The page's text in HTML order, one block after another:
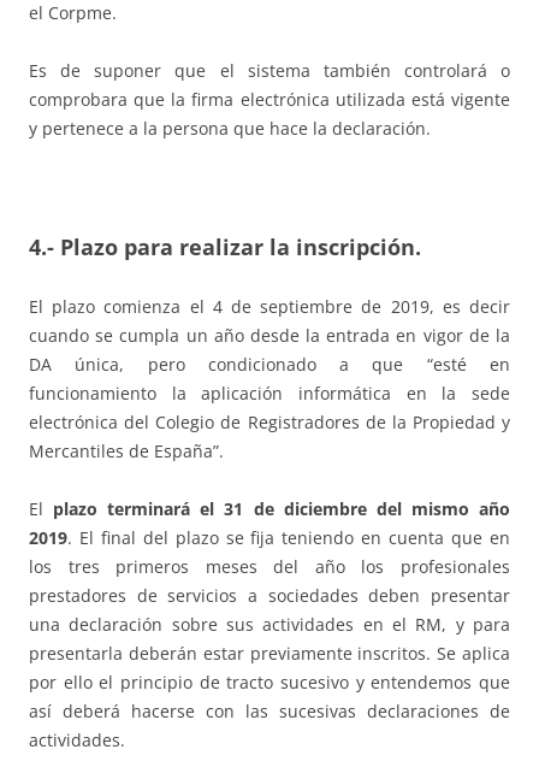
el Corpme.
Es de suponer que el sistema también controlará o
comprobara que la firma electrónica utilizada está vigente
y pertenece a la persona que hace la declaración.
4.- Plazo para realizar la inscripción.
El plazo comienza el 4 de septiembre de 2019, es decir
cuando se cumpla un año desde la entrada en vigor de la
DA única, pero condicionado a que “esté en
funcionamiento la aplicación informática en la sede
electrónica del Colegio de Registradores de la Propiedad y
Mercantiles de España”.
El plazo terminará el 31 de diciembre del mismo año
2019. El final del plazo se fija teniendo en cuenta que en
los tres primeros meses del año los profesionales
prestadores de servicios a sociedades deben presentar
una declaración sobre sus actividades en el RM, y para
presentarla deberán estar previamente inscritos. Se aplica
por ello el principio de tracto sucesivo y entendemos que
así deberá hacerse con las sucesivas declaraciones de
actividades.